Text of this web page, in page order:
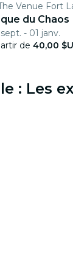
Venue Fort
du Chaos
- 01 janv.
de 40,00
: Les